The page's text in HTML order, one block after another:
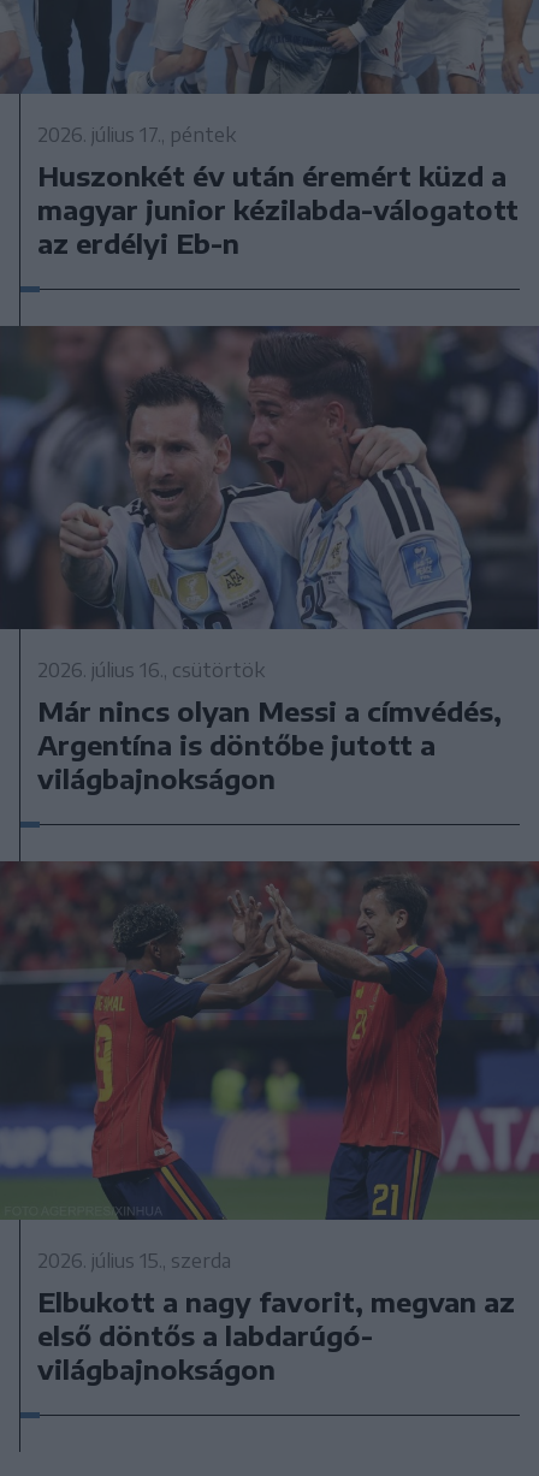
2026. július 17., péntek
Huszonkét év után éremért küzd a
magyar junior kézilabda-válogatott
az erdélyi Eb-n
2026. július 16., csütörtök
Már nincs olyan Messi a címvédés,
Argentína is döntőbe jutott a
világbajnokságon
2026. július 15., szerda
Elbukott a nagy favorit, megvan az
első döntős a labdarúgó-
világbajnokságon